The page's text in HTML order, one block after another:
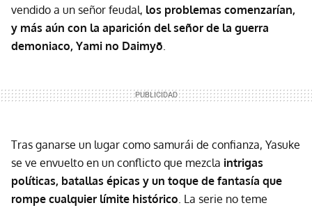
vendido a un señor feudal, los problemas comenzarían,
y más aún con la aparición del señor de la guerra
demoniaco, Yami no Daimyō.
Tras ganarse un lugar como samurái de confianza, Yasuke
se ve envuelto en un conflicto que mezcla intrigas
políticas, batallas épicas y un toque de fantasía que
rompe cualquier límite histórico. La serie no teme